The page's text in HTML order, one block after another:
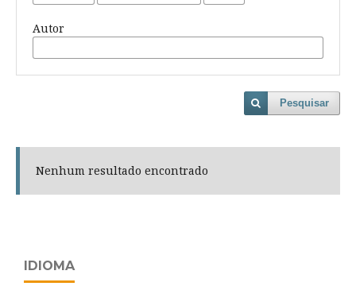
Autor
Pesquisar
Nenhum resultado encontrado
IDIOMA